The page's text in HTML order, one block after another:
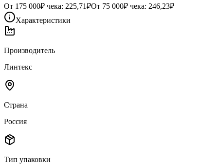
От 175 000₽ чека: 225,71₽От 75 000₽ чека: 246,23₽
Характеристики
Производитель
Линтекс
Страна
Россия
Тип упаковки